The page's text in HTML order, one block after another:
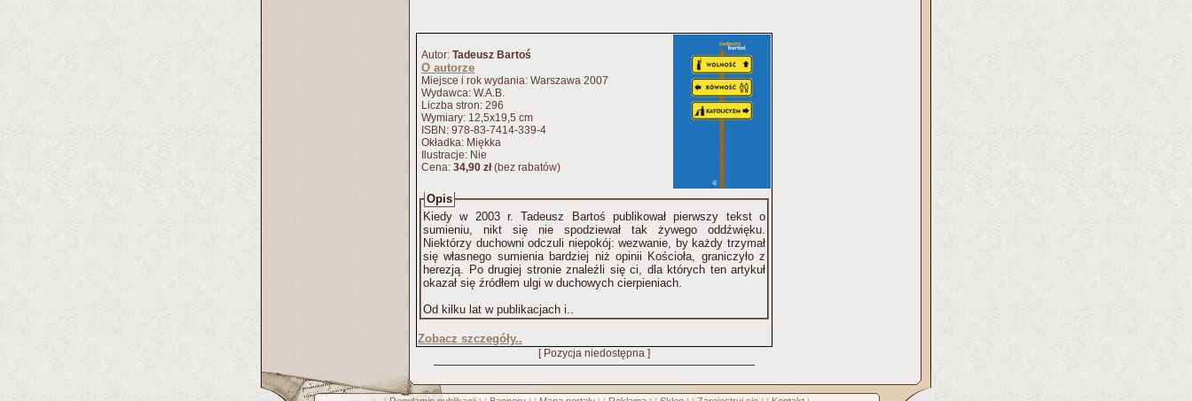
Autor: Tadeusz Bartoś
O autorze
Miejsce i rok wydania: Warszawa 2007
Wydawca: W.A.B.
Liczba stron: 296
Wymiary: 12,5x19,5 cm
ISBN: 978-83-7414-339-4
Okładka: Miękka
Ilustracje: Nie
Cena: 34,90 zł(bez rabatów)
Opis
Kiedy w 2003 r. Tadeusz Bartoś publikował pierwszy tekst o
sumieniu, nikt się nie spodziewał tak żywego oddźwięku.
Niektórzy duchowni odczuli niepokój: wezwanie, by każdy trzymał
się własnego sumienia bardziej niż opinii Kościoła, graniczyło z
herezją. Po drugiej stronie znaleźli się ci, dla których ten artykuł
okazał się źródłem ulgi w duchowych cierpieniach.
Od kilku lat w publikacjach i..
Zobacz szczegóły..
[ Pozycja niedostępna ]